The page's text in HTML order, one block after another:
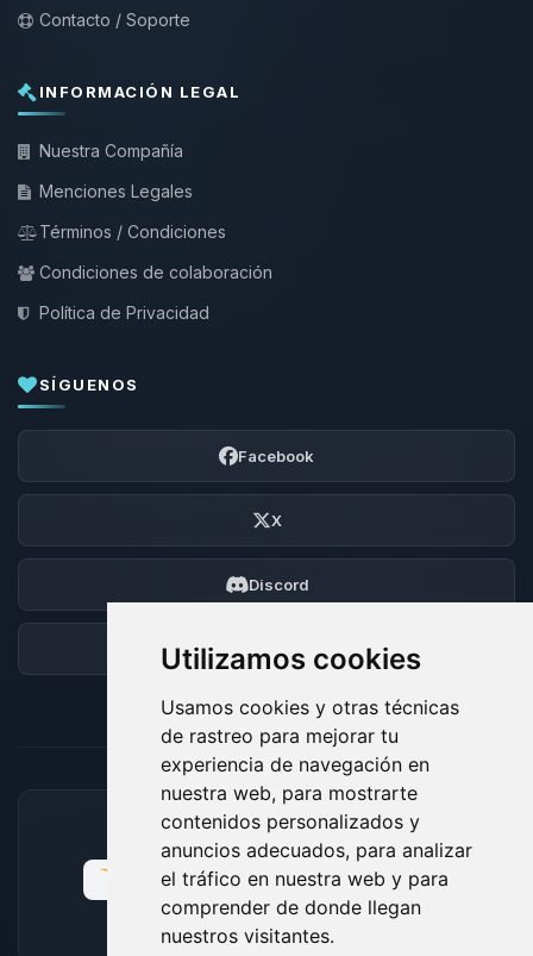
Utilizamos cookies
Usamos cookies y otras técnicas
de rastreo para mejorar tu
experiencia de navegación en
nuestra web, para mostrarte
contenidos personalizados y
anuncios adecuados, para analizar
el tráfico en nuestra web y para
comprender de donde llegan
nuestros visitantes.
Contacto / Soporte
INFORMACIÓN LEGAL
Nuestra Compañía
Menciones Legales
Términos / Condiciones
Condiciones de colaboración
Política de Privacidad
SÍGUENOS
Facebook
X
Discord
Foro
MÉTODOS DE PAGO ACEPTADOS